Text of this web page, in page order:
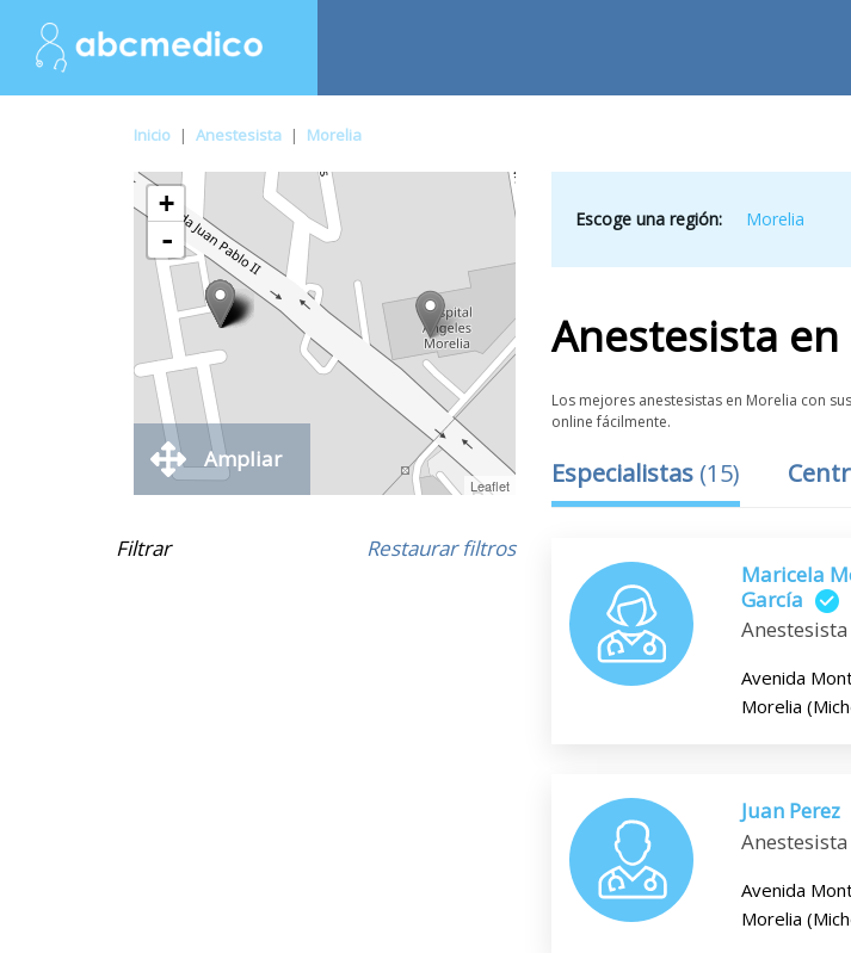
Inicio | Anestesista | Morelia
+
-
Leaflet
Ampliar
Filtrar Restaurar filtros
Escoge una región: Morelia
Anestesista en
Los mejores anestesistas en Morelia con
online fácilmente.
Especialistas (15)
Maricela
García
Anestesista
Avenida
Morelia
Juan Perez
Anestesista
Avenida
Morelia